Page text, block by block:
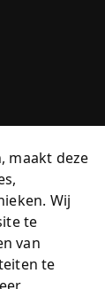
maakt deze
Wij
te
van
te